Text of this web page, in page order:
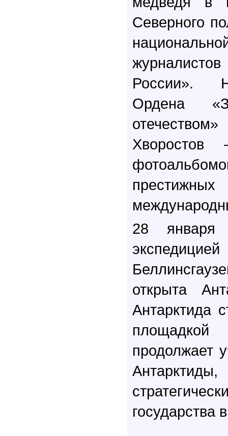
Северного
России».
Ордена
Хворостов
28 января
открыта
Антарктида
продолжает
государства